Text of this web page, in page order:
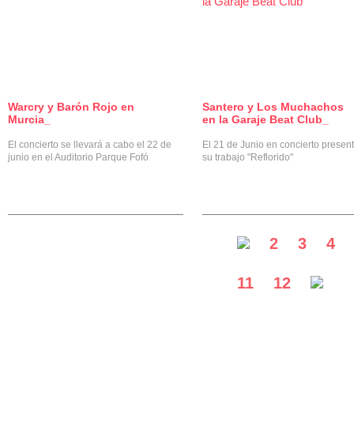
Warcry y Barón Rojo en
Murcia_
El concierto se llevará a cabo el 22 de
junio en el Auditorio Parque Fofó
Santero y Los Muchachos
en la Garaje Beat Club_
El 21 de Junio en concierto
su trabajo "Reflorido"
2 3 4
11 12